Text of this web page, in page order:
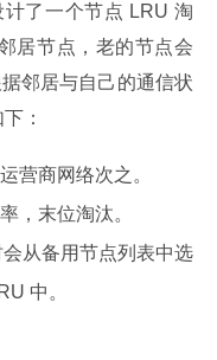
了一个节点 LRU 淘
居节点，老的节点会
邻居与自己的通信状
：
营商网络次之。
，末位淘汰。
从备用节点列表中选
中。